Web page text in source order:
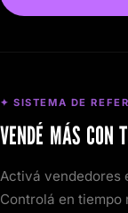
✦ SISTEMA DE
VENDÉ MÁS CON
Activá vendedores
Controlá en